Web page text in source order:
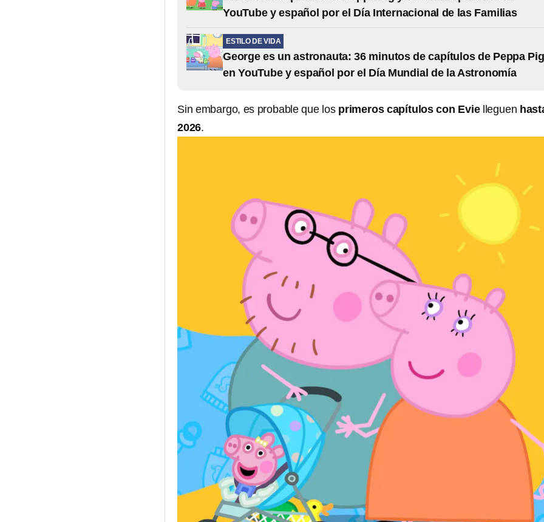
YouTube y español por el Día Internacional de las Familias
ESTILO DE VIDA
George es un astronauta: 36 minutos de capítulos de Peppa Pig
en YouTube y español por el Día Mundial de la Astronomía
Sin embargo, es probable que los primeros capítulos con Evielleguen
2026.